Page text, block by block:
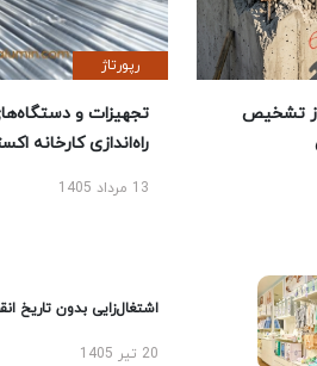
تشخیص
رپورتاژ
تجهیزات و دستگاه‌های
راه‌اندازی کارخانه
13 مرداد 1405
اشتغال‌زایی بدون تاریخ
20 تیر 1405